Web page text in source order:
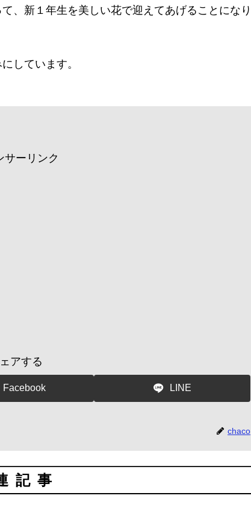
、新１年生を美しい花で迎えてあげることになり
しています。
サーリンク
アする
Facebook LINE
chaco
記事